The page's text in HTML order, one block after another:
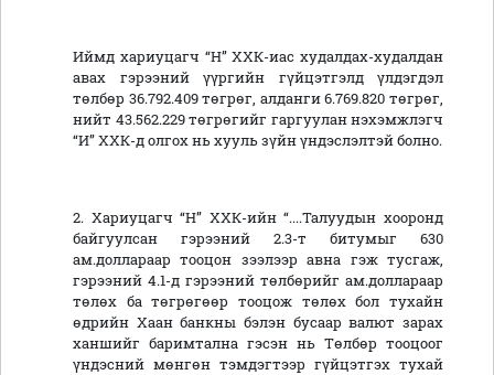
Иймд хариуцагч “Н” ХХК-иас худалдах-худалдан
авах гэрээний үүргийн гүйцэтгэлд үлдэгдэл
төлбөр 36.792.409 төгрөг, алданги 6.769.820 төгрөг,
нийт 43.562.229 төгрөгийг гаргуулан нэхэмжлэгч
“И” ХХК-д олгох нь хууль зүйн үндэслэлтэй болно.
2. Хариуцагч “Н” ХХК-ийн “....Талуудын хооронд
байгуулсан гэрээний 2.3-т битумыг 630
ам.доллараар тооцон зээлээр авна гэж тусгаж,
гэрээний 4.1-д гэрээний төлбөрийг ам.доллараар
төлөх ба төгрөгөөр тооцож төлөх бол тухайн
өдрийн Хаан банкны бэлэн бусаар валют зарах
ханшийг баримтална гэсэн нь Төлбөр тооцоог
үндэсний мөнгөн тэмдэгтээр гүйцэтгэх тухай